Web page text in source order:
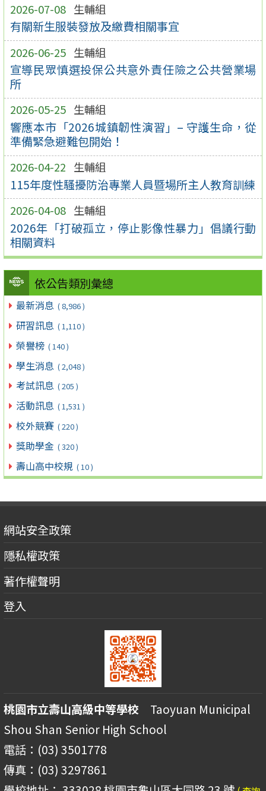
2026-07-08 生輔組
有關新生服裝發放及繳費相關事宜
2026-06-25 生輔組
宣導民眾慎選投保公共意外責任險之公共營業場
所
2026-05-25 生輔組
響應本市「2026城鎮韌性演習」– 守護生命，從
準備緊急避難包開始！
2026-04-22 生輔組
115年度性騷擾防治專業人員暨場所主人教育訓練
2026-04-08 生輔組
2026年「打破孤立，停止影像性暴力」倡議行動
相關資料
依公告類別彙總
最新消息 ( 8,986 )
研習訊息 ( 1,110 )
榮譽榜 ( 140 )
學生消息 ( 2,048 )
考試訊息 ( 205 )
活動訊息 ( 1,531 )
校外競賽 ( 220 )
獎助學金 ( 320 )
壽山高中校規 ( 10 )
網站安全政策
隱私權政策
著作權聲明
登入
桃園市立壽山高級中等學校 Taoyuan Municipal
Shou Shan Senior High School
電話：(03) 3501778
傳真：(03) 3297861